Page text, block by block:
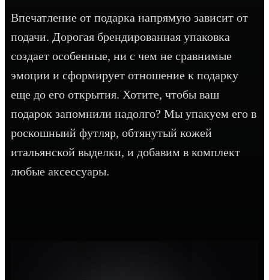
Впечатление от подарка напрямую зависит от
подачи. Дорогая брендированная упаковка
создает особенные, ни с чем не сравнимые
эмоции и сформирует отношение к подарку
еще до его открытия. Хотите, чтобы ваш
подарок запомнили надолго? Мы упакуем его в
роскошныий футляр, обтянутый кожей
итальянской выделки, и добавим в комплект
любые аксессуары.